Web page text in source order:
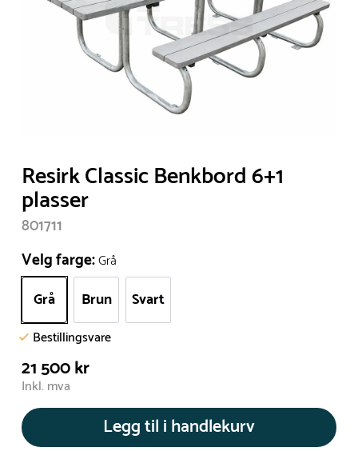
Resirk Classic Benkbord 6+1
plasser
801711
Velg farge:Grå
Grå Brun Svart
Bestillingsvare
21 500 kr
Inkl. mva
Legg til i handlekurv